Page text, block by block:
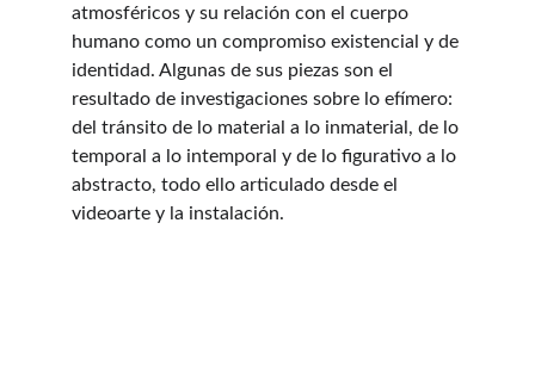
atmosféricos y su relación con el cuerpo
humano como un compromiso existencial y de
identidad. Algunas de sus piezas son el
resultado de investigaciones sobre lo efímero:
del tránsito de lo material a lo inmaterial, de lo
temporal a lo intemporal y de lo figurativo a lo
abstracto, todo ello articulado desde el
videoarte y la instalación.